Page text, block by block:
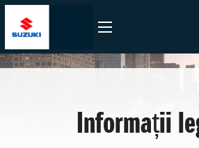
Informații